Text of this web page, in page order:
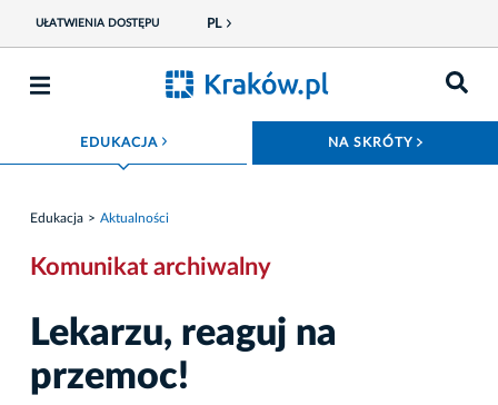
UŁATWIENIA DOSTĘPU PL
EDUKACJAROZWIŃ MENU NA SKRÓTY
Edukacja Aktualności
Komunikat archiwalny
Lekarzu, reaguj na
przemoc!